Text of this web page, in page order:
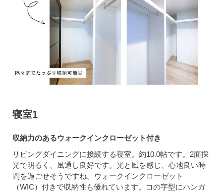
寝室1
収納力のあるウォークインクローゼット付き
リビングダイニングに接続する寝室。約10.0帖です。2面採
光で明るく、風通し良好です。光と風を感じ、心地良い時
間を過ごせそうですね。ウォークインクローゼット
（WIC）付きで収納性も優れています。コの字型にハンガ